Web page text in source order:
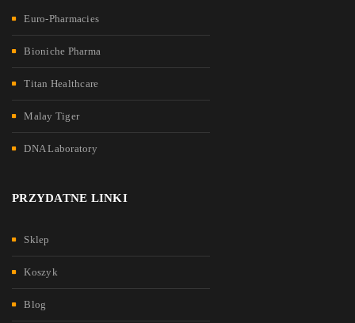
Euro-Pharmacies
Bioniche Pharma
Titan Healthcare
Malay Tiger
DNA Laboratory
PRZYDATNE LINKI
Sklep
Koszyk
Blog